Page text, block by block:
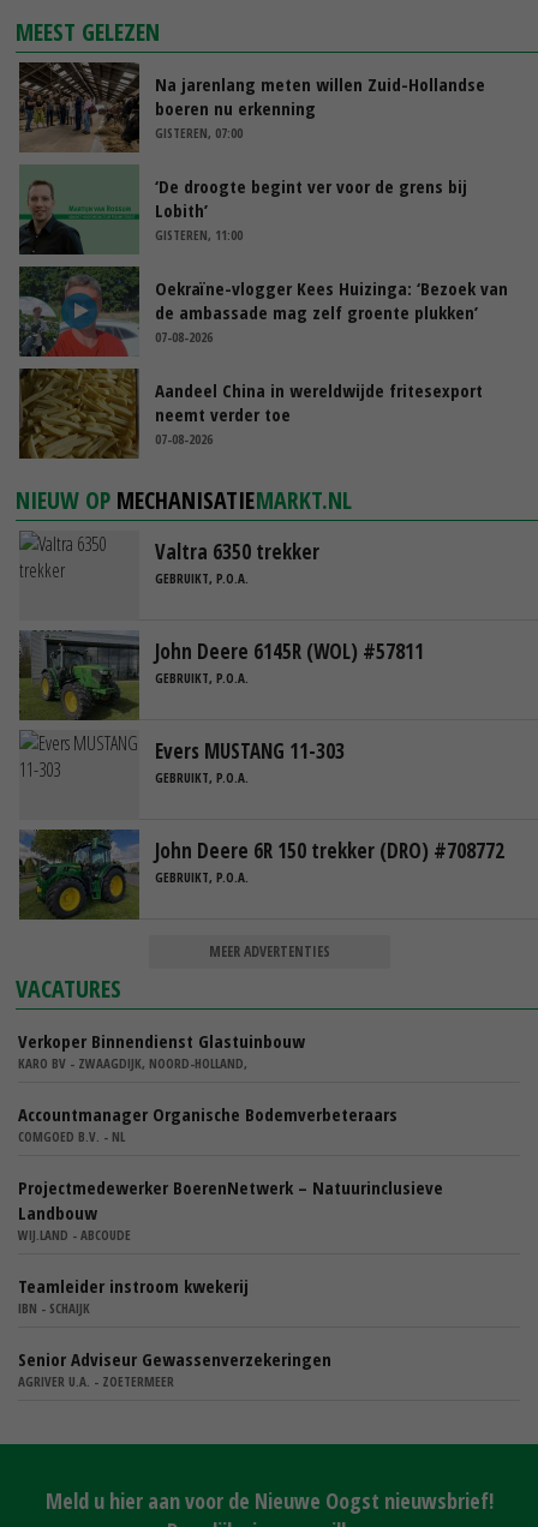
MEEST GELEZEN
Na jarenlang meten willen Zuid-Hollandse
boeren nu erkenning
GISTEREN, 07:00
‘De droogte begint ver voor de grens bij
Lobith’
GISTEREN, 11:00
Oekraïne-vlogger Kees Huizinga: ‘Bezoek van
de ambassade mag zelf groente plukken’
07-08-2026
Aandeel China in wereldwijde fritesexport
neemt verder toe
07-08-2026
NIEUW OP MECHANISATIEMARKT.NL
Valtra 6350 trekker
GEBRUIKT, P.O.A.
John Deere 6145R (WOL) #57811
GEBRUIKT, P.O.A.
Evers MUSTANG 11-303
GEBRUIKT, P.O.A.
John Deere 6R 150 trekker (DRO) #708772
GEBRUIKT, P.O.A.
MEER ADVERTENTIES
VACATURES
Verkoper Binnendienst Glastuinbouw
KARO BV - ZWAAGDIJK, NOORD-HOLLAND,
Accountmanager Organische Bodemverbeteraars
COMGOED B.V. - NL
Projectmedewerker BoerenNetwerk – Natuurinclusieve
Landbouw
WIJ.LAND - ABCOUDE
Teamleider instroom kwekerij
IBN - SCHAIJK
Senior Adviseur Gewassenverzekeringen
AGRIVER U.A. - ZOETERMEER
Meld u hier aan voor de Nieuwe Oogst nieuwsbrief!